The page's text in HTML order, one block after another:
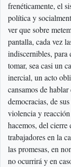
frenéticamente, el
política y
ver que sobre
pantalla, cada vez
indiscernibles, para
tomar, sea casi un
inercial, un acto
cansamos de
democracias, de
violencia y
hacemos, del cierre
trabajadores en la
las promesas, en
no ocurrirá y en